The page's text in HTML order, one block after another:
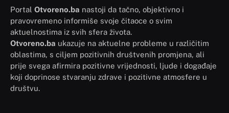
Portal Otvoreno.ba nastoji da tačno, objektivno i
pravovremeno informiše svoje čitaoce o svim
aktuelnostima iz svih sfera života.
Otvoreno.ba ukazuje na aktuelne probleme u različitim
oblastima, s ciljem pozitivnih društvenih promjena, ali
prije svega afirmira pozitivne vrijednosti, ljude i događaje
koji doprinose stvaranju zdrave i pozitivne atmosfere u
društvu.